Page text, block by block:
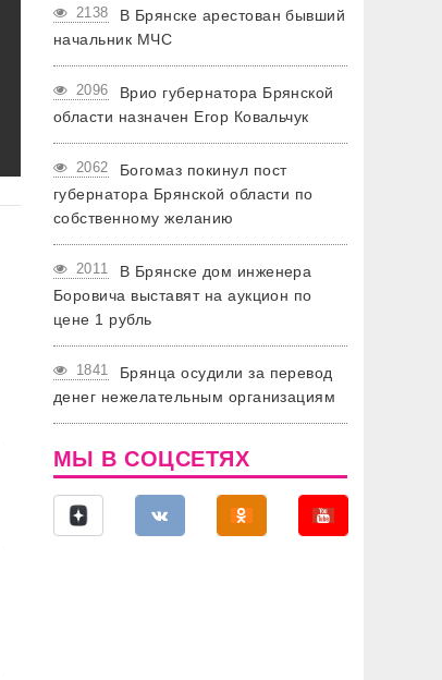
2138
В Брянске арестован бывший
начальник МЧС
2096
Врио губернатора Брянской
области назначен Егор Ковальчук
2062
Богомаз покинул пост
губернатора Брянской области по
собственному желанию
2011
В Брянске дом инженера
Боровича выставят на аукцион по
цене 1 рубль
1841
Брянца осудили за перевод
денег нежелательным организациям
МЫ В СОЦСЕТЯХ